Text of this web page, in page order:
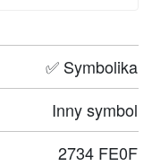
✅ Symbolika
Inny symbol
2734 FE0F